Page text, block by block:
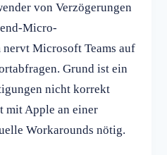
von Verzögerungen
Micro-
Microsoft Teams auf
Grund ist ein
nicht korrekt
mit Apple an einer
Workarounds nötig.